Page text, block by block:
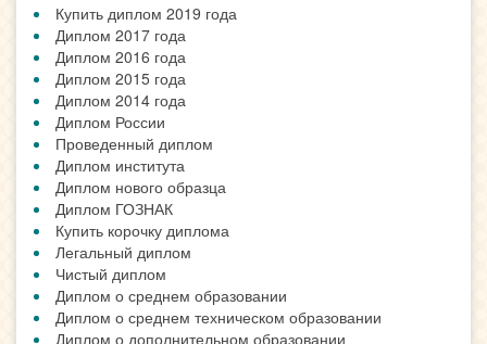
Купить диплом 2019 года
Диплом 2017 года
Диплом 2016 года
Диплом 2015 года
Диплом 2014 года
Диплом России
Проведенный диплом
Диплом института
Диплом нового образца
Диплом ГОЗНАК
Купить корочку диплома
Легальный диплом
Чистый диплом
Диплом о среднем образовании
Диплом о среднем техническом образовании
Диплом о дополнительном образовании